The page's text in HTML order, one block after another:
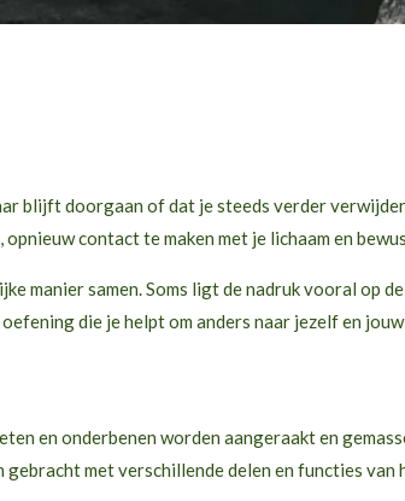
blijft doorgaan of dat je steeds verder
contact te maken met je lichaam en
manier samen. Soms ligt de nadruk vooral op
die je helpt om anders naar jezelf en
en onderbenen worden aangeraakt en
met verschillende delen en functies van